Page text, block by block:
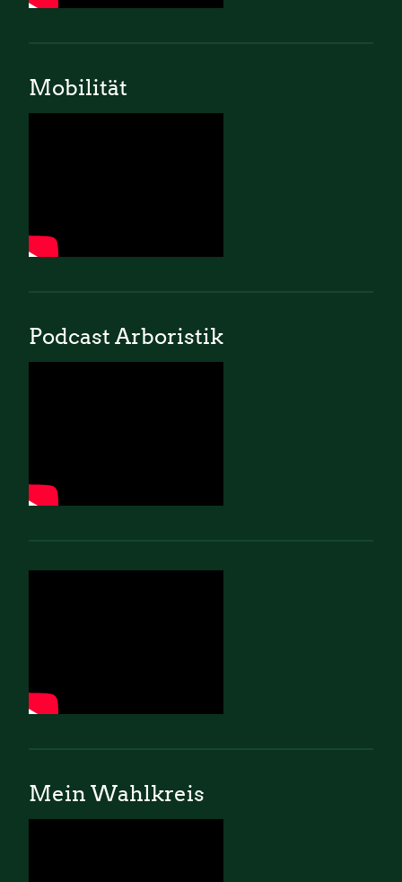
Mobilität
Podcast Arboristik
Mein Wahlkreis